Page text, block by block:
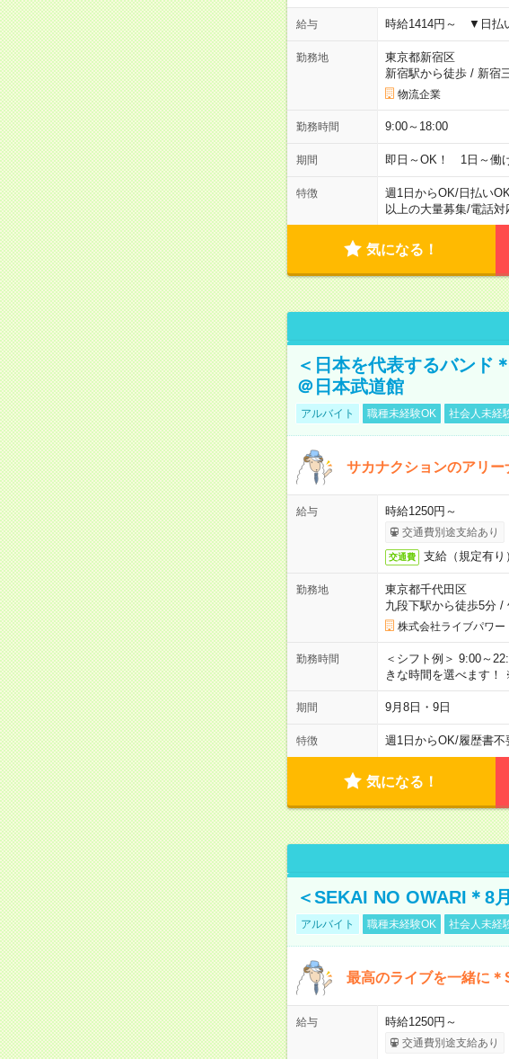
給与 時給1414円～ ▼日払
勤務地
東京都新宿区
新宿駅から徒歩/ 新宿
物流企業
勤務時間 9:00～18:00
期間 即日～OK！ 1日～働
特徴 週1日からOK/日払い
以上の大量募集/電話対
気になる！
＜日本を代表するバンド
＠日本武道館
アルバイト 職種未経験OK 社会人未経
サカナクションのアリ
給与 時給1250円～
交通費別途支給あり
交通費 支給（規定有り）
勤務地
東京都千代田区
九段下駅から徒歩5分/
株式会社ライブパワー
勤務時間
＜シフト例＞ 9:00～
きな時間を選べます
期間 9月8日・9日
特徴 週1日からOK/履歴書不
気になる！
＜SEKAI NO OWARI＊8
アルバイト 職種未経験OK 社会人未経
最高のライブを一緒に
給与 時給1250円～
交通費別途支給あり